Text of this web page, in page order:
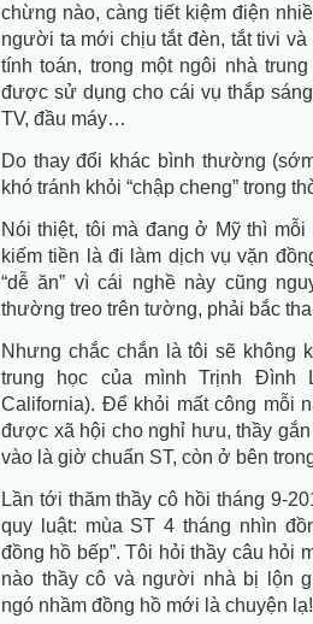
chừng nào, càng tiết kiệm điện
người ta mới chịu tắt đèn, tắt tivi
tính toán, trong một ngôi nhà
được sử dụng cho cái vụ thắp
TV, đầu máy…
Do thay đổi khác bình thường
khó tránh khỏi “chập cheng” trong
Nói thiệt, tôi mà đang ở Mỹ thì
kiếm tiền là đi làm dịch vụ vặn
“dễ ăn” vì cái nghề này cũng
thường treo trên tường, phải bắc
Nhưng chắc chắn là tôi sẽ không
trung học của mình Trịnh Đình
California). Để khỏi mất công mỗi
được xã hội cho nghỉ hưu, thầy
vào là giờ chuẩn ST, còn ở bên
Lần tới thăm thầy cô hồi tháng 9-
quy luật: mùa ST 4 tháng nhìn
đồng hồ bếp”. Tôi hỏi thầy câu hỏi
nào thầy cô và người nhà bị lộn
ngó nhầm đồng hồ mới là chuyện lạ!